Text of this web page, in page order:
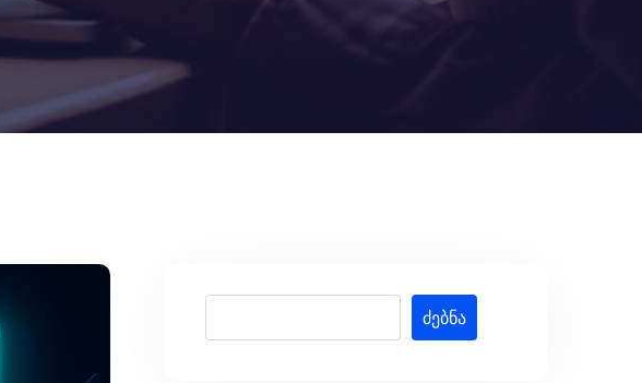
ძებნა